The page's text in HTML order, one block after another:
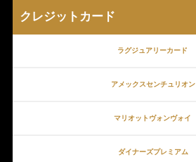
クレジットカード
ラグジュアリーカード
アメックスセンチュリオン
マリオットヴォンヴォイ
ダイナーズプレミアム